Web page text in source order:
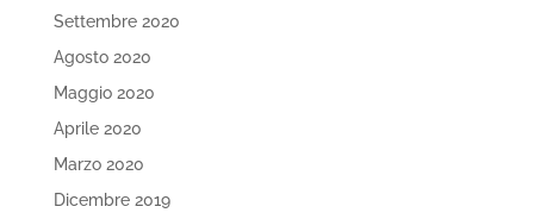
Settembre 2020
Agosto 2020
Maggio 2020
Aprile 2020
Marzo 2020
Dicembre 2019